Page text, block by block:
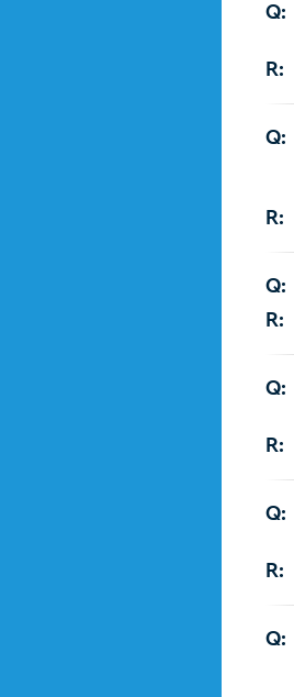
Q:
R:
Q:
R:
Q:
R:
Q:
R:
Q:
R:
Q: